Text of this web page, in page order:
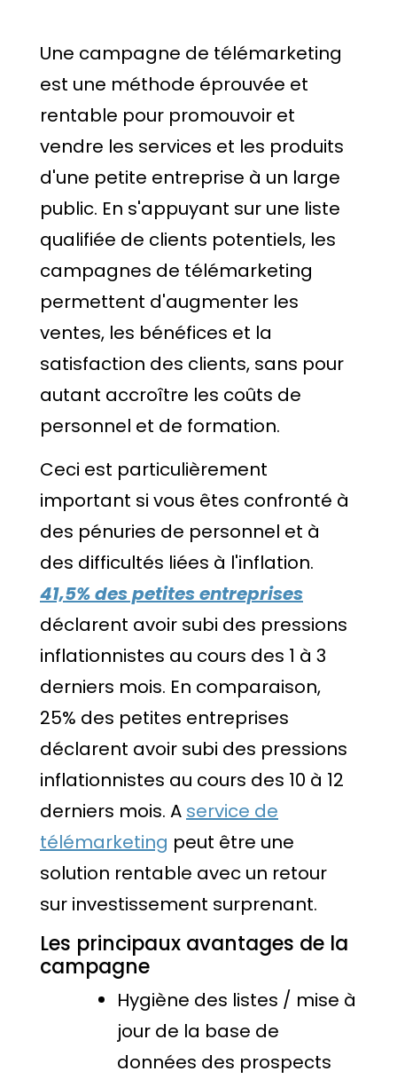
Une campagne de télémarketing
est une méthode éprouvée et
rentable pour promouvoir et
vendre les services et les produits
d'une petite entreprise à un large
public. En s'appuyant sur une liste
qualifiée de clients potentiels, les
campagnes de télémarketing
permettent d'augmenter les
ventes, les bénéfices et la
satisfaction des clients, sans pour
autant accroître les coûts de
personnel et de formation.
Ceci est particulièrement
important si vous êtes confronté à
des pénuries de personnel et à
des difficultés liées à l'inflation.
41,5% des petites entreprises
déclarent avoir subi des pressions
inflationnistes au cours des 1 à 3
derniers mois. En comparaison,
25% des petites entreprises
déclarent avoir subi des pressions
inflationnistes au cours des 10 à 12
derniers mois. A service de
télémarketing peut être une
solution rentable avec un retour
sur investissement surprenant.
Les principaux avantages de la
campagne
Hygiène des listes / mise à
jour de la base de
données des prospects